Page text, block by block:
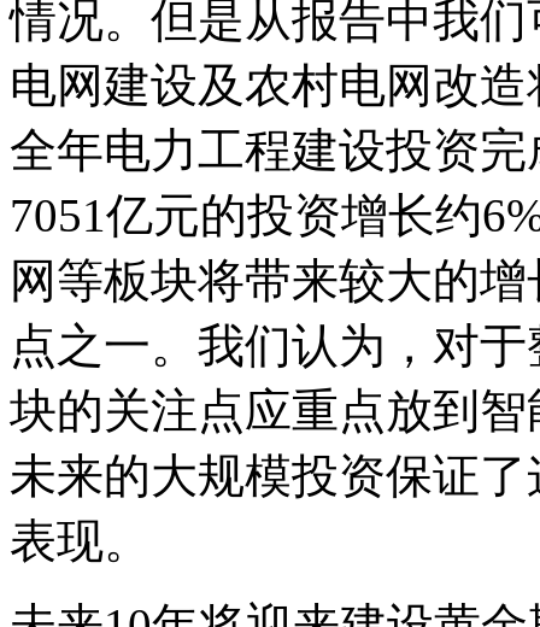
情况。但是从报告中我
电网建设及农村电网改
全年电力工程建设投资
7051亿元的投资增长约
网等板块将带来较大的
点之一。我们认为，对
块的关注点应重点放到
未来的大规模投资保证
表现。